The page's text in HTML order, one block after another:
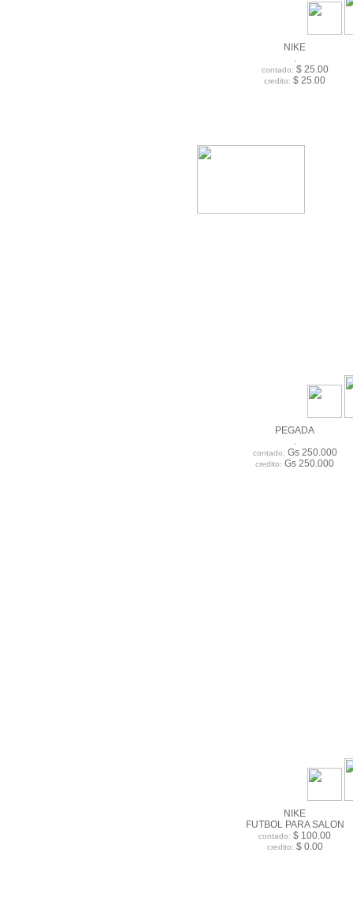
NIKE
.
contado: $ 25.00
credito: $ 25.00
PEGADA
.
contado: Gs 250.000
credito: Gs 250.000
NIKE
FUTBOL PARA SALON
contado: $ 100.00
credito: $ 0.00